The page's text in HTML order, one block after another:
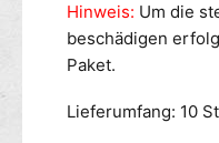
Hinweis: Um die
beschädigen
Paket.
Lieferumfang: 10